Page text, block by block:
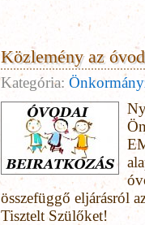
Közlemény az
Kategória:
összefüggő eljárásról
Tisztelt Szülőket!